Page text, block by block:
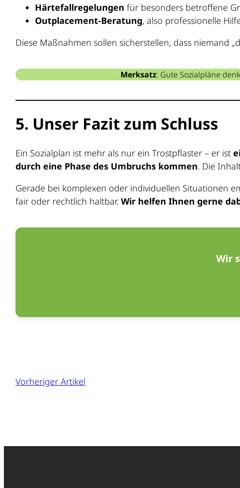
Härtefallregelungen für besonders betroffene
Outplacement-Beratung, also professionelle
Diese Maßnahmen sollen sicherstellen, dass niemand
Merksatz: Gute Sozialpläne
5. Unser Fazit zum Schluss
Ein Sozialplan ist mehr als nur ein Trostpflaster – er ist
durch eine Phase des Umbruchs kommen. Die
Gerade bei komplexen oder individuellen Situationen
fair oder rechtlich haltbar. Wir helfen Ihnen gerne
Wir
Vorheriger Artikel